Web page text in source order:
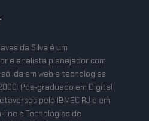
da Silva é um
e analista planejador com
em web e tecnologias
Pós-graduado em Digital
pelo IBMEC RJ e em
line e Tecnologias de